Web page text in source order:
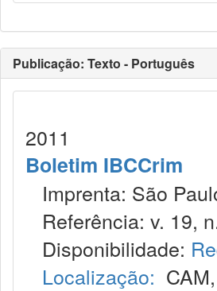
Publicação: Texto - Português
2011
Boletim IBCCrim
Imprenta: São
Referência: v. 19,
Disponibilidade:
Localização: CAM,